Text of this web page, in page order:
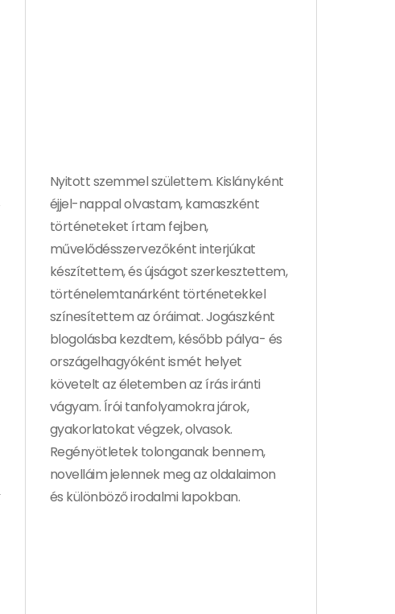
Nyitott szemmel születtem. Kislányként
éjjel-nappal olvastam, kamaszként
történeteket írtam fejben,
művelődésszervezőként interjúkat
készítettem, és újságot szerkesztettem,
történelemtanárként történetekkel
színesítettem az óráimat. Jogászként
blogolásba kezdtem, később pálya- és
országelhagyóként ismét helyet
követelt az életemben az írás iránti
vágyam. Írói tanfolyamokra járok,
gyakorlatokat végzek, olvasok.
Regényötletek tolonganak bennem,
novelláim jelennek meg az oldalaimon
és különböző irodalmi lapokban.